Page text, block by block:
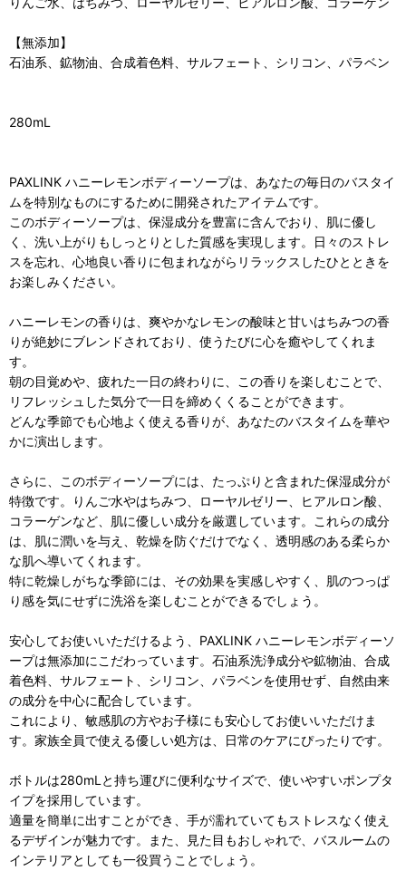
【無添加】
石油系、鉱物油、合成着色料、サルフェート、シリコン、パラベン
280mL
PAXLINK ハニーレモンボディーソープは、あなたの毎日のバスタイ
ムを特別なものにするために開発されたアイテムです。
このボディーソープは、保湿成分を豊富に含んでおり、肌に優し
く、洗い上がりもしっとりとした質感を実現します。日々のストレ
スを忘れ、心地良い香りに包まれながらリラックスしたひとときを
お楽しみください。
ハニーレモンの香りは、爽やかなレモンの酸味と甘いはちみつの香
りが絶妙にブレンドされており、使うたびに心を癒やしてくれま
す。
朝の目覚めや、疲れた一日の終わりに、この香りを楽しむことで、
リフレッシュした気分で一日を締めくくることができます。
どんな季節でも心地よく使える香りが、あなたのバスタイムを華や
かに演出します。
さらに、このボディーソープには、たっぷりと含まれた保湿成分が
特徴です。りんご水やはちみつ、ローヤルゼリー、ヒアルロン酸、
コラーゲンなど、肌に優しい成分を厳選しています。これらの成分
は、肌に潤いを与え、乾燥を防ぐだけでなく、透明感のある柔らか
な肌へ導いてくれます。
特に乾燥しがちな季節には、その効果を実感しやすく、肌のつっぱ
り感を気にせずに洗浴を楽しむことができるでしょう。
安心してお使いいただけるよう、PAXLINK ハニーレモンボディーソ
ープは無添加にこだわっています。石油系洗浄成分や鉱物油、合成
着色料、サルフェート、シリコン、パラベンを使用せず、自然由来
の成分を中心に配合しています。
これにより、敏感肌の方やお子様にも安心してお使いいただけま
す。家族全員で使える優しい処方は、日常のケアにぴったりです。
ボトルは280mLと持ち運びに便利なサイズで、使いやすいポンプタ
イプを採用しています。
適量を簡単に出すことができ、手が濡れていてもストレスなく使え
るデザインが魅力です。また、見た目もおしゃれで、バスルームの
インテリアとしても一役買うことでしょう。